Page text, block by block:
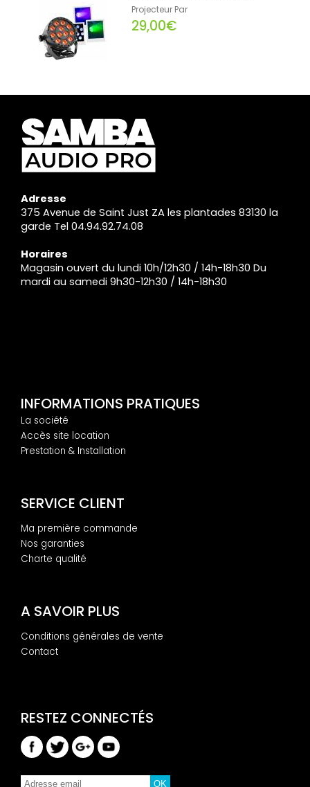
Projecteur Par
29,00€
Adresse
375 Avenue de Saint Just ZA les plantades 83130 la
garde Tel 04.94.92.74.08
Horaires
Magasin ouvert du lundi 10h/12h30 / 14h-18h30 Du
mardi au samedi 9h30-12h30 / 14h-18h30
INFORMATIONS PRATIQUES
La société
Accès site location
Prestation & Installation
SERVICE CLIENT
Ma première commande
Nos garanties
Charte qualité
A SAVOIR PLUS
Conditions générales de vente
Contact